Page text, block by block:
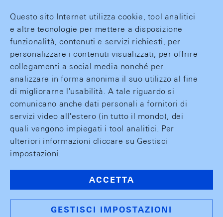
Questo sito Internet utilizza cookie, tool analitici
e altre tecnologie per mettere a disposizione
funzionalità, contenuti e servizi richiesti, per
personalizzare i contenuti visualizzati, per offrire
collegamenti a social media nonché per
analizzare in forma anonima il suo utilizzo al fine
di migliorarne l'usabilità. A tale riguardo si
comunicano anche dati personali a fornitori di
servizi video all'estero (in tutto il mondo), dei
quali vengono impiegati i tool analitici. Per
ulteriori informazioni cliccare su Gestisci
impostazioni.
ACCETTA
GESTISCI IMPOSTAZIONI